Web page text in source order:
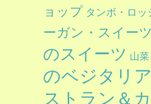
ョップ タンボ・ロッ
ーガン・スイーツ
のスイーツ 山菜
のベジタリ
ストラン＆